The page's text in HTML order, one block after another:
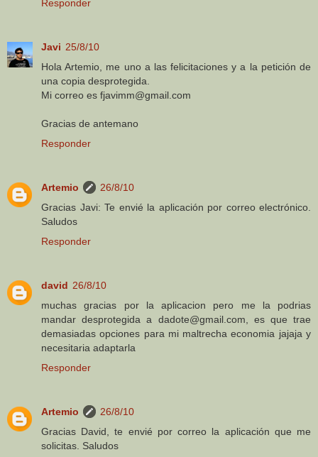
Responder
Javi 25/8/10
Hola Artemio, me uno a las felicitaciones y a la petición de
una copia desprotegida.
Mi correo es fjavimm@gmail.com
Gracias de antemano
Responder
Artemio
26/8/10
Gracias Javi: Te envié la aplicación por correo electrónico.
Saludos
Responder
david 26/8/10
muchas gracias por la aplicacion pero me la podrias
mandar desprotegida a dadote@gmail.com, es que trae
demasiadas opciones para mi maltrecha economia jajaja y
necesitaria adaptarla
Responder
Artemio
26/8/10
Gracias David, te envié por correo la aplicación que me
solicitas. Saludos